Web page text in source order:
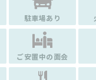
駐車場あり
ご安置中の面会